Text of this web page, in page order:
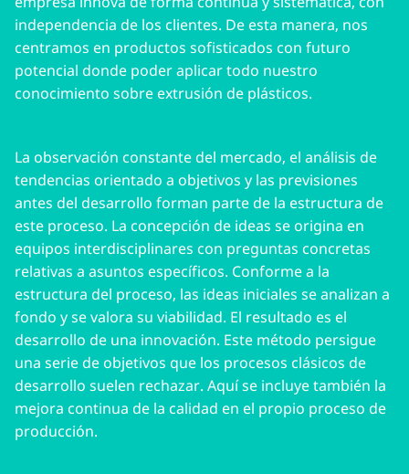
independencia de los clientes. De esta manera, nos
centramos en productos sofisticados con futuro
potencial donde poder aplicar todo nuestro
conocimiento sobre extrusión de plásticos.
La observación constante del mercado, el análisis de
tendencias orientado a objetivos y las previsiones
antes del desarrollo forman parte de la estructura de
este proceso. La concepción de ideas se origina en
equipos interdisciplinares con preguntas concretas
relativas a asuntos específicos. Conforme a la
estructura del proceso, las ideas iniciales se analizan a
fondo y se valora su viabilidad. El resultado es el
desarrollo de una innovación. Este método persigue
una serie de objetivos que los procesos clásicos de
desarrollo suelen rechazar. Aquí se incluye también la
mejora continua de la calidad en el propio proceso de
producción.